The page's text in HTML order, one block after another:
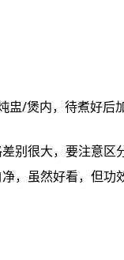
贝、鹧鸪、南北杏、姜片一‮放同‬进炖盅/